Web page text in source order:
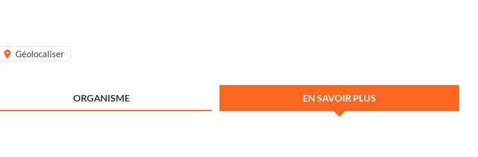
Géolocaliser
ORGANISME EN SAVOIR PLUS